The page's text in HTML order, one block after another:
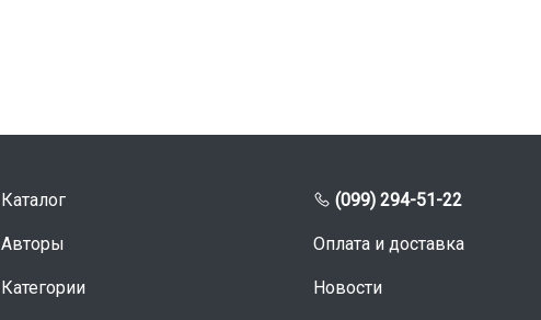
Каталог
Авторы
Категории
(099) 294-51-22
Оплата и доставка
Новости